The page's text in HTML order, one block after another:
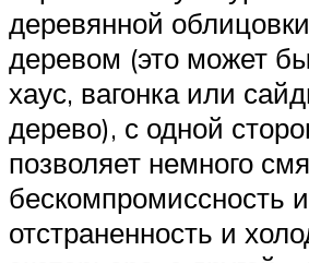
деревянной
деревом (это может
хаус, вагонка или
дерево), с одной
позволяет немного
бескомпромиссность
отстраненность и